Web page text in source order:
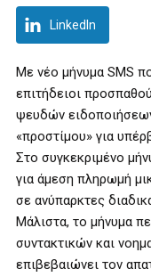
LinkedIn
Με νέο μήνυμα SMS
επιτήδειοι
ψευδών
«προστίμου» για
Στο συγκεκριμένο
για άμεση πληρωμή
σε ανύπαρκτες
Μάλιστα, το μήνυμα
συντακτικών και
επιβεβαιώνει τον